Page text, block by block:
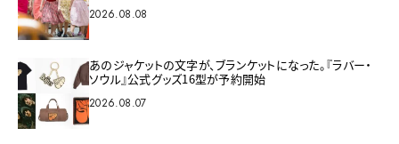
2026.08.08
あのジャケットの文字が、ブランケットになった。『ラバー・
ソウル』公式グッズ16型が予約開始
2026.08.07